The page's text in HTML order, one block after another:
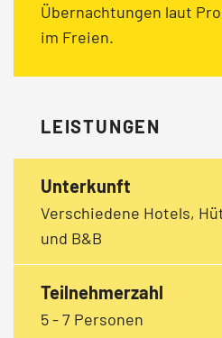
Übernachtungen laut
im Freien.
LEISTUNGEN
Unterkunft
Verschiedene Hotels,
und B&B
Teilnehmerzahl
5 - 7 Personen